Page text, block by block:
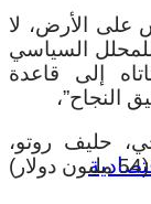
على الأرض، لا
للمحلل السياسي
إلى قاعدة
النجاح”،
حليف روتو،
يحتاج أومتاتاه إلى 7 مليارات شلن كيني (54 مليون دولار)